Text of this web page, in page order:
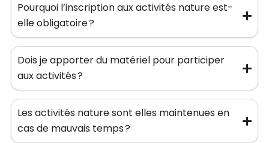
Pourquoi l’inscription aux activités nature est-
elle obligatoire ?
Dois je apporter du matériel pour participer
aux activités ?
Les activités nature sont elles maintenues en
cas de mauvais temps ?